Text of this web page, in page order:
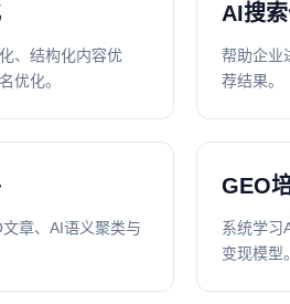
、结构化内容优
优化。
AI搜
帮助企业
荐结果。
章、AI语义聚类与
GEO培
系统学习
变现模型。